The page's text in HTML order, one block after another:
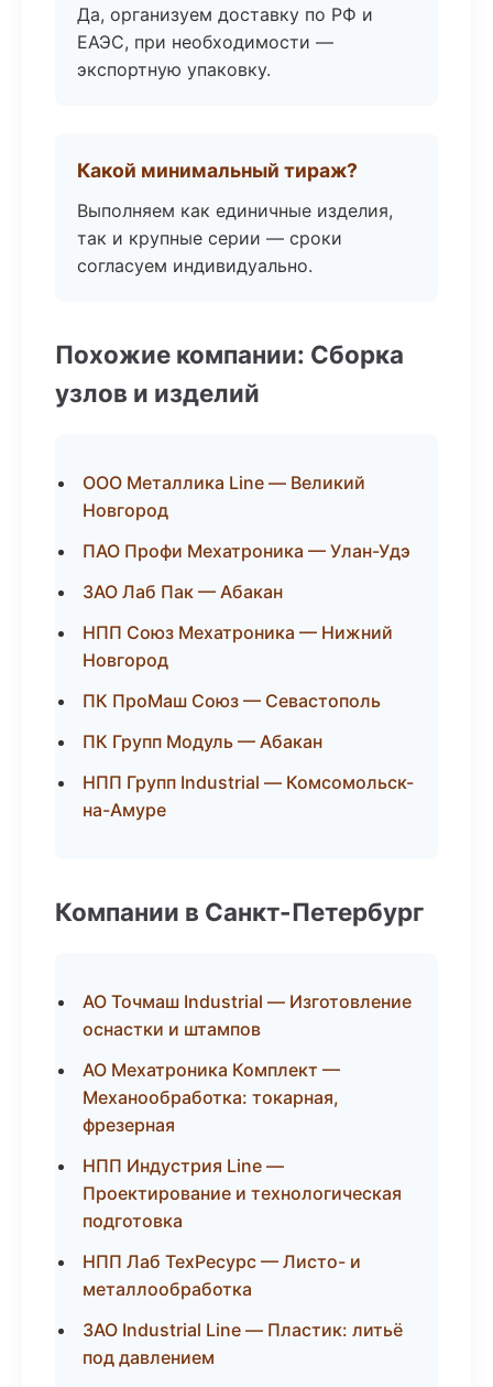
Да, организуем доставку по РФ и
ЕАЭС, при необходимости —
экспортную упаковку.
Какой минимальный тираж?
Выполняем как единичные изделия,
так и крупные серии — сроки
согласуем индивидуально.
Похожие компании: Сборка
узлов и изделий
ООО Металлика Line — Великий
Новгород
ПАО Профи Мехатроника — Улан-Удэ
ЗАО Лаб Пак — Абакан
НПП Союз Мехатроника — Нижний
Новгород
ПК ПроМаш Союз — Севастополь
ПК Групп Модуль — Абакан
НПП Групп Industrial — Комсомольск-
на-Амуре
Компании в Санкт-Петербург
АО Точмаш Industrial — Изготовление
оснастки и штампов
АО Мехатроника Комплект —
Механообработка: токарная,
фрезерная
НПП Индустрия Line —
Проектирование и технологическая
подготовка
НПП Лаб ТехРесурс — Листо- и
металлообработка
ЗАО Industrial Line — Пластик: литьё
под давлением